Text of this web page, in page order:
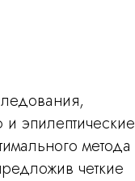
эпилептические
метода
четкие